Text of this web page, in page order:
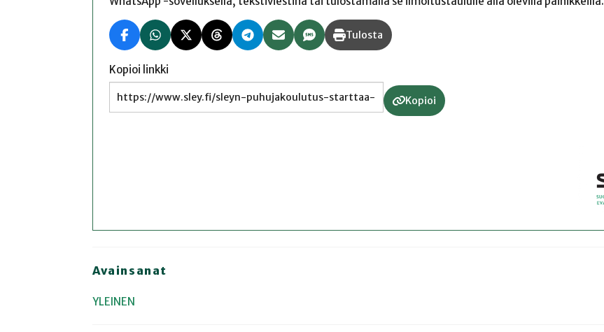
Tulosta
Kopioi linkki
Kopioi
Avainsanat
YLEINEN